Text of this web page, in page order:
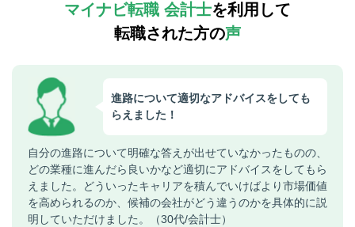
マイナビ転職 会計士を利用して
転職された方の声
進路について適切なアドバイスをしても
らえました！
自分の進路について明確な答えが出せていなかったものの、
どの業種に進んだら良いかなど適切にアドバイスをしてもら
えました。どういったキャリアを積んでいけばより市場価値
を高められるのか、候補の会社がどう違うのかを具体的に説
明していただけました。（30代/会計士）